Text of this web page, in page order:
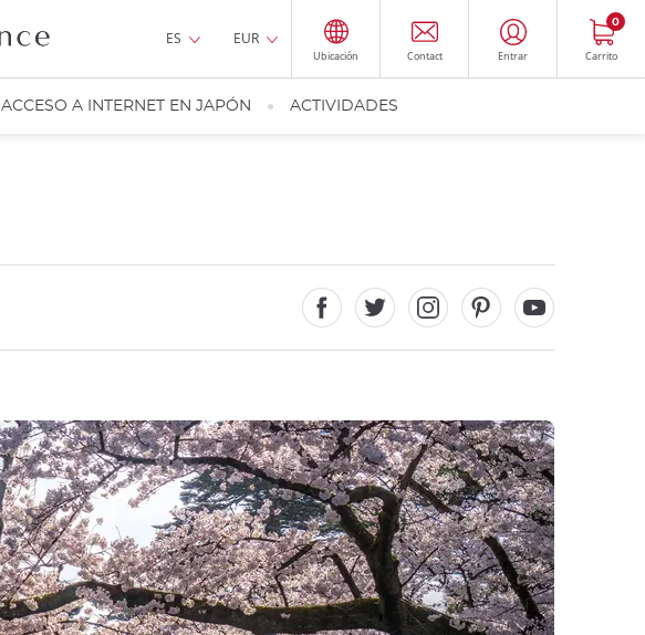
ES EUR
Ubicación Contact Entrar Carrito
0
ACCESO A INTERNET EN JAPÓN ACTIVIDADES